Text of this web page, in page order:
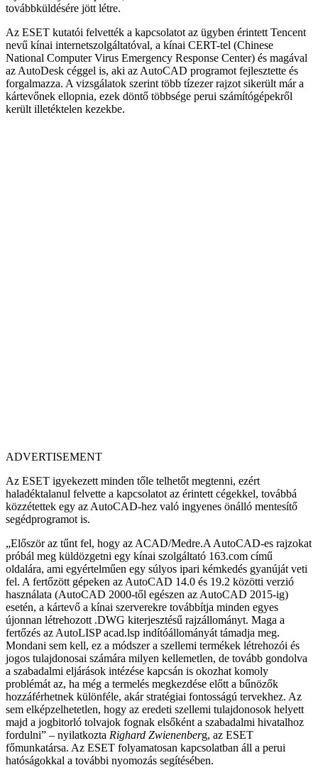
továbbküldésére jött létre.
Az ESET kutatói felvették a kapcsolatot az ügyben érintett Tencent
nevű kínai internetszolgáltatóval, a kínai CERT-tel (Chinese
National Computer Virus Emergency Response Center) és magával
az AutoDesk céggel is, aki az AutoCAD programot fejlesztette és
forgalmazza. A vizsgálatok szerint több tízezer rajzot sikerült már a
kártevőnek ellopnia, ezek döntő többsége perui számítógépekről
került illetéktelen kezekbe.
ADVERTISEMENT
Az ESET igyekezett minden tőle telhetőt megtenni, ezért
haladéktalanul felvette a kapcsolatot az érintett cégekkel, továbbá
közzétettek egy az AutoCAD-hez való ingyenes önálló mentesítő
segédprogramot is.
„Először az tűnt fel, hogy az ACAD/Medre.A AutoCAD-es rajzokat
próbál meg küldözgetni egy kínai szolgáltató 163.com című
oldalára, ami egyértelműen egy súlyos ipari kémkedés gyanúját veti
fel. A fertőzött gépeken az AutoCAD 14.0 és 19.2 közötti verzió
használata (AutoCAD 2000-től egészen az AutoCAD 2015-ig)
esetén, a kártevő a kínai szerverekre továbbítja minden egyes
újonnan létrehozott .DWG kiterjesztésű rajzállományt. Maga a
fertőzés az AutoLISP acad.lsp indítóállományát támadja meg.
Mondani sem kell, ez a módszer a szellemi termékek létrehozói és
jogos tulajdonosai számára milyen kellemetlen, de tovább gondolva
a szabadalmi eljárások intézése kapcsán is okozhat komoly
problémát az, ha még a termelés megkezdése előtt a bűnözők
hozzáférhetnek különféle, akár stratégiai fontosságú tervekhez. Az
sem elképzelhetetlen, hogy az eredeti szellemi tulajdonosok helyett
majd a jogbitorló tolvajok fognak elsőként a szabadalmi hivatalhoz
fordulni” – nyilatkozta Righard Zwienenberg, az ESET
főmunkatársa. Az ESET folyamatosan kapcsolatban áll a perui
hatóságokkal a további nyomozás segítésében.